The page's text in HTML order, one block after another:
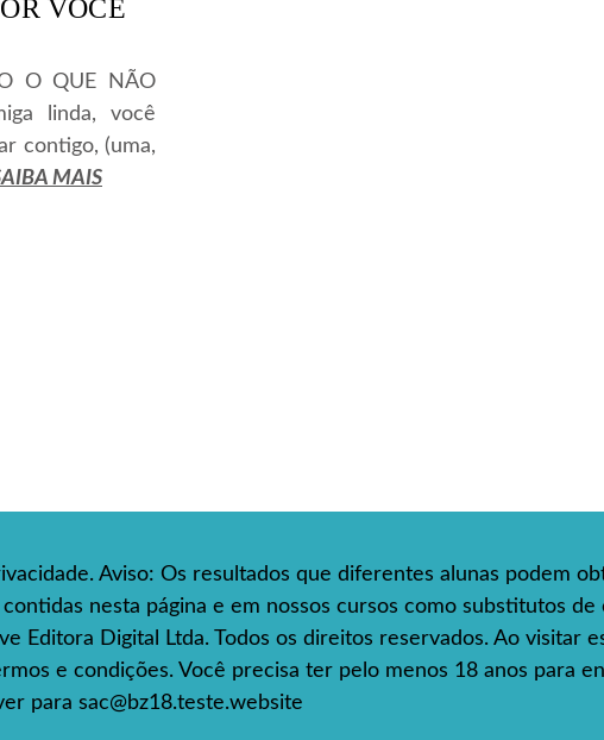
VOCÊ
O QUE NÃO
linda, você
contigo, (uma,
MAIS
Aviso: Os resultados que diferentes alunas podem
nesta página e em nossos cursos como substitutos
Editora Digital Ltda. Todos os direitos reservados. Ao visitar
e condições. Você precisa ter pelo menos 18 anos para
para sac@bz18.teste.website